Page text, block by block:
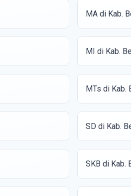
MA di Kab.
MI di Kab.
MTs di Kab.
SD di Kab.
SKB di Kab.